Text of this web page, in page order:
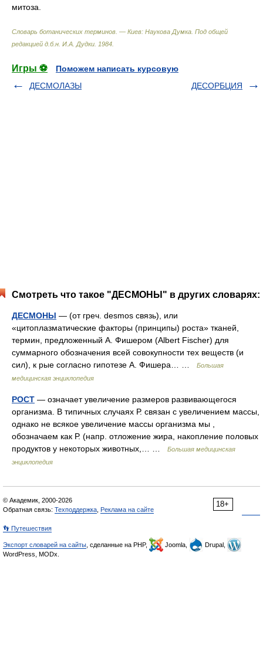
митоза.
Словарь ботанических терминов. — Киев: Наукова Думка Под общей
редакцией д.б.н. И.А. Дудки 1984
Игры ⚽
Поможем написать курсовую
ДЕСМОЛАЗЫ
ДЕСОРБЦИЯ
Смотреть что такое "ДЕСМОНЫ" в других словарях:
ДЕСМОНЫ — (от греч. desmos связь), или
«цитоплазматические факторы (принципы) роста» тканей,
термин, предложенный А. Фишером (Albert Fischer) для
суммарного обозначения всей совокупности тех веществ (и
сил), к рые согласно гипотезе А. Фишера… …
Большая
медицинская энциклопедия
РОСТ — означает увеличение размеров развивающегося
организма. В типичных случаях Р. связан с увеличением массы,
однако не всякое увеличение массы организма мы ,
обозначаем как Р. (напр. отложение жира, накопление половых
продуктов у некоторых животных,… …
Большая медицинская
энциклопедия
18+
© Академик, 2000-2026
Обратная связь: Техподдержка Реклама на сайте
👣 Путешествия
Экспорт словарей на сайты , сделанные на PHP, Joomla,
Drupal,
WordPress, MODx.